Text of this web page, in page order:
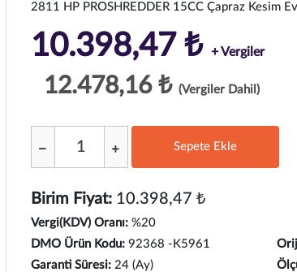
2811 HP PROSHREDDER 15CC Çapraz Kesim
10.398,47 ₺ + Vergiler
12.478,16 ₺ (Vergiler Dahil)
Sepete Ekle
Birim Fiyat: 10.398,47 ₺
Vergi(KDV) Oranı: %20
DMO Ürün Kodu: 92368 -K5961
Garanti Süresi: 24 (Ay)